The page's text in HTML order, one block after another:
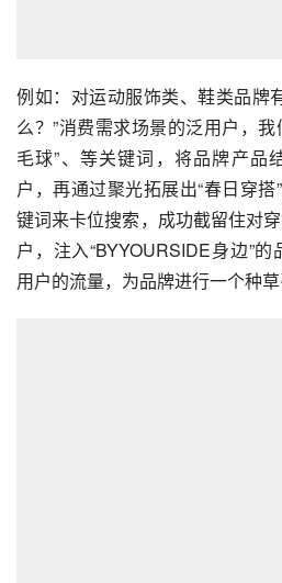
例如：对运动服饰类、鞋类品牌
么？”消费需求场景的泛用户，我
毛球”、等关键词，将品牌产品
户，再通过聚光拓展出“春日穿搭
键词来卡位搜索，成功截留住对
户，注入“BYYOURSIDE身边”
用户的流量，为品牌进行一个种草